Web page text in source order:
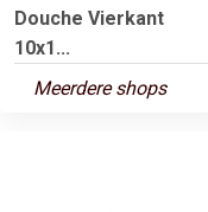
Douche Vierkant
10x1...
Meerdere shops